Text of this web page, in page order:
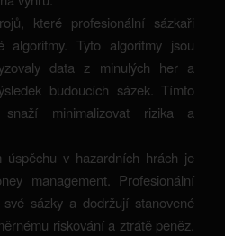
které profesionální sázkaři
algoritmy. Tyto algoritmy jsou
data z minulých her a
budoucích sázek. Tímto
minimalizovat rizika a
úspěchu v hazardních hrách je
management. Profesionální
sázky a dodržují stanovené
riskování a ztrátě peněz.